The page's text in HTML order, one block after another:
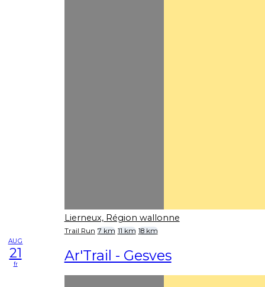
Lierneux, Région wallonne
Trail Run 7 km 11 km 18 km
AUG
21
fr Ar'Trail - Gesves